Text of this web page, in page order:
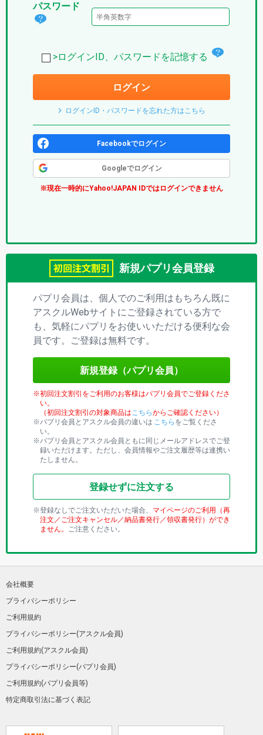
IDと
プ
パスワード
パス
ド
は？
リ)
>ログインID、パスワードを記憶する
ェ
ボ
ク
ス
ログイン
ログインID・パスワードを忘れた方はこちら
Facebookでログイン
Googleでログイン
※現在一時的にYahoo!JAPAN IDではログインできません
新規パプリ会員登録
パプリ会員は、個人でのご利用はもちろん既に
アスクルWebサイトにご登録されている方で
も、気軽にパプリをお使いいただける便利な会
員です。ご登録は無料です。
新規登録（パプリ会員）
初回注文割引をご利用のお客様はパプリ会員でご登録くださ
い。
（初回注文割引の対象商品はこちらからご確認ください）
パプリ会員とアスクル会員の違いは こちら をご覧くださ
い。
パプリ会員とアスクル会員ともに同じメールアドレスでご登
録いただけます。ただし、会員情報やご注文履歴等は連携い
たしません。
登録せずに注文する
登録なしでご注文いただいた場合、 マイページのご利用（再
注文／ご注文キャンセル／納品書発行／領収書発行）ができ
ません。 ご注意ください。
会社概要
プライバシーポリシー
ご利用規約
プライバシーポリシー(アスクル会員)
ご利用規約(アスクル会員)
プライバシーポリシー(パプリ会員)
ご利用規約(パプリ会員等)
特定商取引法に基づく表記